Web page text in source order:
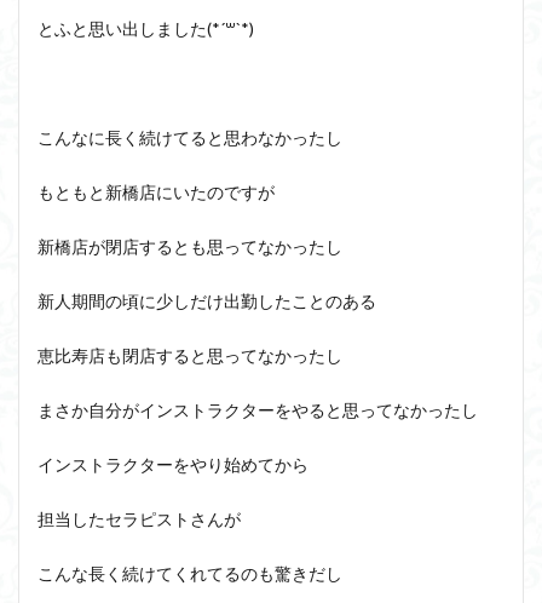
とふと思い出しました(*´꒳`*)
こんなに長く続けてると思わなかったし
もともと新橋店にいたのですが
新橋店が閉店するとも思ってなかったし
新人期間の頃に少しだけ出勤したことのある
恵比寿店も閉店すると思ってなかったし
まさか自分がインストラクターをやると思ってなかったし
インストラクターをやり始めてから
担当したセラピストさんが
こんな長く続けてくれてるのも驚きだし